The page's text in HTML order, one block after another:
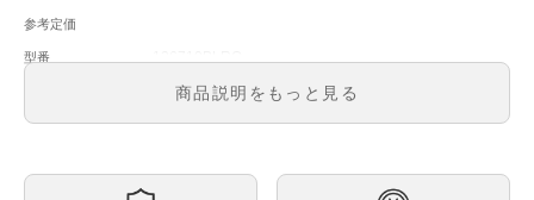
参考定価
型番
メンズ
文字盤 黒文字盤
40mm
商品説明をもっと見る